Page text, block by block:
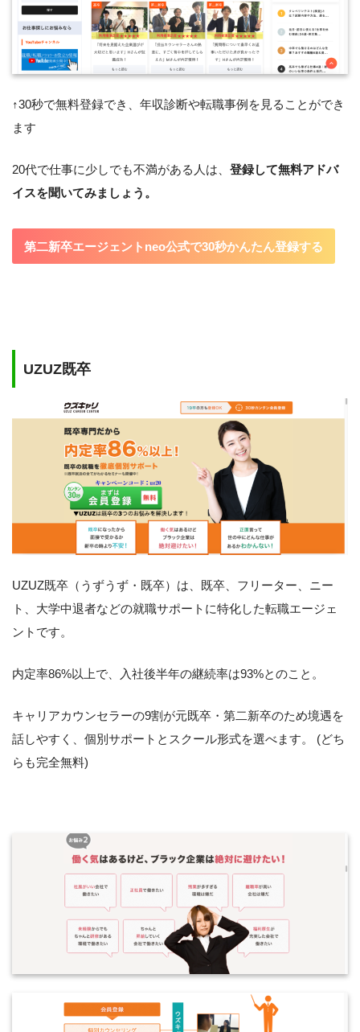
↑30秒で無料登録でき、年収診断や転職事例を見ることができ
ます
20代で仕事に少しでも不満がある人は、 登録して無料アドバ
イスを聞いてみましょう。
第二新卒エージェントneo公式で30秒かんたん登録する
UZUZ既卒
UZUZ既卒（うずうず・既卒）は、既卒、フリーター、ニー
ト、大学中退者などの就職サポートに特化した転職エージェ
ントです。
内定率86%以上で、入社後半年の継続率は93%とのこと。
キャリアカウンセラーの9割が元既卒・第二新卒のため境遇を
話しやすく、個別サポートとスクール形式を選べます。 (どち
らも完全無料)